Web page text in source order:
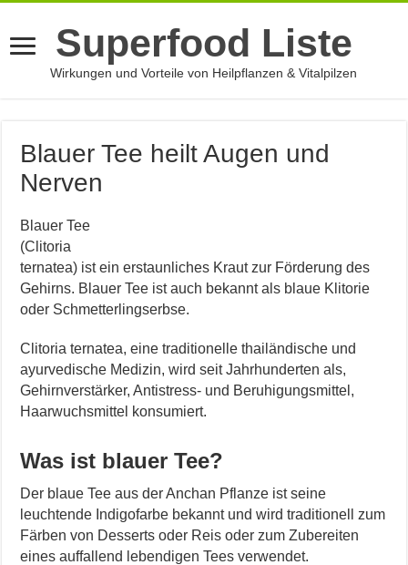
Superfood Liste
Wirkungen und Vorteile von Heilpflanzen & Vitalpilzen
Blauer Tee heilt Augen und
Nerven
Blauer Tee
(Clitoria
ternatea) ist ein erstaunliches Kraut zur Förderung des
Gehirns. Blauer Tee ist auch bekannt als blaue Klitorie
oder Schmetterlingserbse.
Clitoria ternatea, eine traditionelle thailändische und
ayurvedische Medizin, wird seit Jahrhunderten als,
Gehirnverstärker, Antistress- und Beruhigungsmittel,
Haarwuchsmittel konsumiert.
Was ist blauer Tee?
Der blaue Tee aus der Anchan Pflanze ist seine
leuchtende Indigofarbe bekannt und wird traditionell zum
Färben von Desserts oder Reis oder zum Zubereiten
eines auffallend lebendigen Tees verwendet.